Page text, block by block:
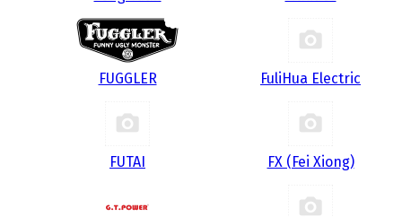
FUGGLER FuliHua Electric
FUTAI FX (Fei Xiong)